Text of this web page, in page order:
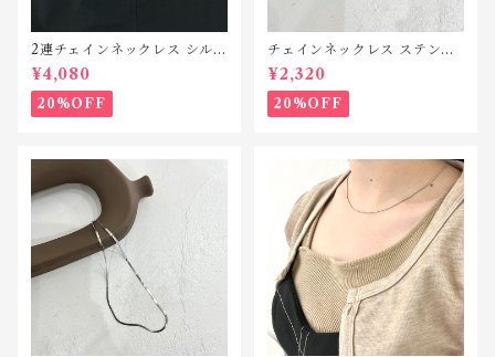
2連チェインネックレス シルバ
ー925 N039
¥4,080
20%OFF
チェインネックレス ステンレ
ス SN048
¥2,320
20%OFF